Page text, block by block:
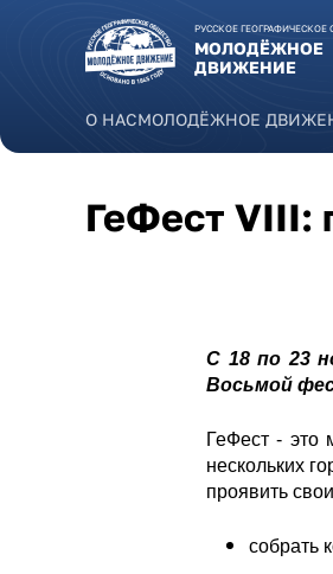
РУССКОЕ ГЕОГРАФИЧЕСКОЕ
МОЛОДЁЖНОЕ
ДВИЖЕНИЕ
О НАСМОЛОДЁЖНОЕ
ГеФест VIII:
С 18 по 23
Восьмой
ГеФест - это
нескольких
проявить
собрать